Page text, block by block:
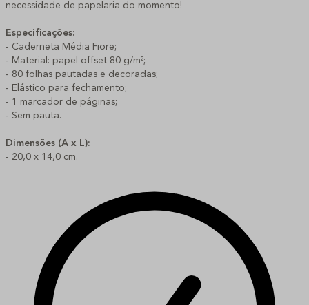
necessidade de papelaria do momento!
Especificações:
- Caderneta Média Fiore;
- Material: papel offset 80 g/m²;
- 80 folhas pautadas e decoradas;
- Elástico para fechamento;
- 1 marcador de páginas;
- Sem pauta.
Dimensões (A x L):
- 20,0 x 14,0 cm.